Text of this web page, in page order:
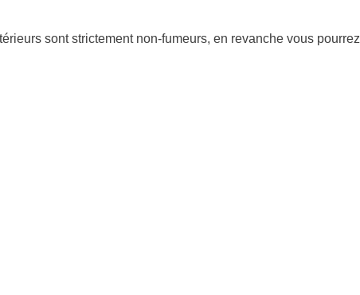
sont strictement non-fumeurs, en revanche vous pourrez